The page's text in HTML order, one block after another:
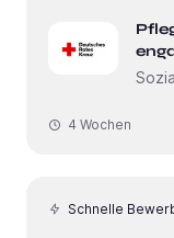
4 Wochen
Schnelle